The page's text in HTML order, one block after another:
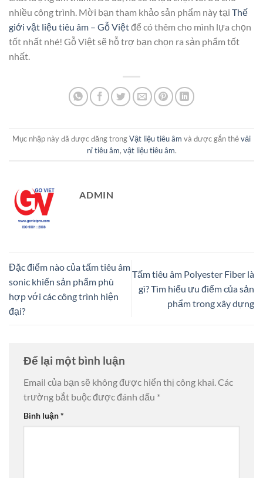
nhiều công trình. Mời bạn tham khảo sản phẩm này tại Thế
giới vật liệu tiêu âm – Gỗ Việtđể có thêm cho mình lựa chọn
tốt nhất nhé! Gỗ Việt sẽ hỗ trợ bạn chọn ra sản phẩm tốt
nhất.
Mục nhập này đã được đăng trongVật liệu tiêu âm và được gắn thẻvải
nỉ tiêu âm, vật liệu tiêu âm.
ADMIN
Đặc điểm nào của tấm tiêu âm
sonic khiến sản phẩm phù
hợp với các công trình hiện
đại?
Tấm tiêu âm Polyester Fiber là
gì? Tìm hiểu ưu điểm của sản
phẩm trong xây dựng
Để lại một bình luận
Email của bạn sẽ không được hiển thị công khai.Các
trường bắt buộc được đánh dấu *
Bình luận*